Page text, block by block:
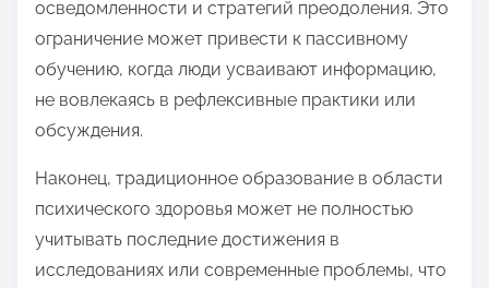
осведомленности и стратегий преодоления. Это
ограничение может привести к пассивному
обучению, когда люди усваивают информацию,
не вовлекаясь в рефлексивные практики или
обсуждения.
Наконец, традиционное образование в области
психического здоровья может не полностью
учитывать последние достижения в
исследованиях или современные проблемы, что